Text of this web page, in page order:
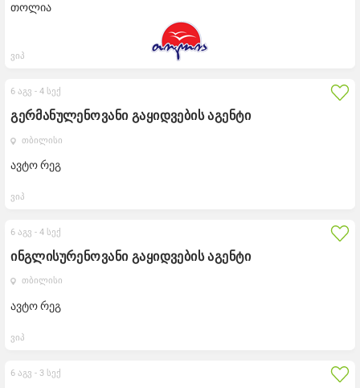
თოლია
ვიპ
გერმანულენოვანი გაყიდვების აგენტი
თბილისი
ავტო რეგ
6 აგვ -4 სექ
ვიპ
ინგლისურენოვანი გაყიდვების აგენტი
თბილისი
ავტო რეგ
6 აგვ -4 სექ
ვიპ
6 აგვ -3 სექ